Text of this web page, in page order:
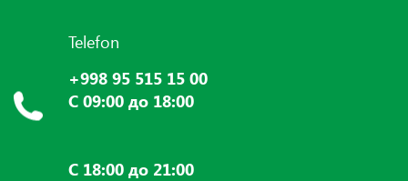
Telefon
+998 95 515 15 00
С 09:00 до 18:00
С 18:00 до 21:00